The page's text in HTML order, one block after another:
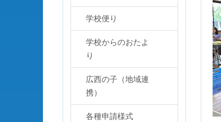
学校便り
学校からのおたよ
り
広西の子（地域連
携）
各種申請様式